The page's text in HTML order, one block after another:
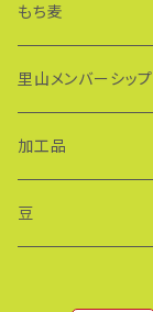
玄米
30kg
10kg
精米
5kg
5kg×2袋
もち麦
300g
1kg
1kg×5袋
里山メンバーシップ
加工品
小麦粉
豆